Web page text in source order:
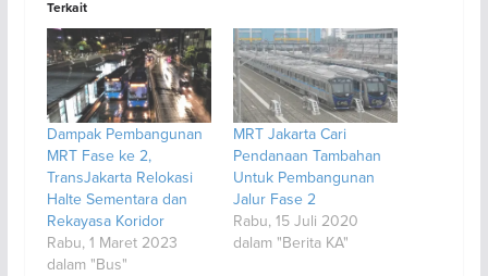
Terkait
Dampak Pembangunan
MRT Fase ke 2,
TransJakarta Relokasi
Halte Sementara dan
Rekayasa Koridor
Rabu, 1 Maret 2023
dalam "Bus"
MRT Jakarta Cari
Pendanaan Tambahan
Untuk Pembangunan
Jalur Fase 2
Rabu, 15 Juli 2020
dalam "Berita KA"